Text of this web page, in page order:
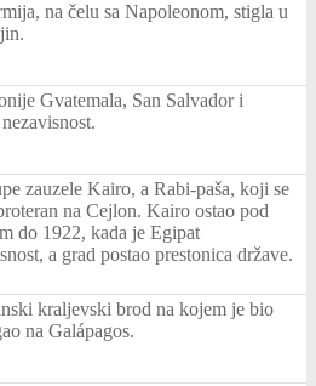
na čelu sa Napoleonom, stigla u
Gvatemala, San Salvador i
zauzele Kairo, a Rabi-paša, koji se
na Cejlon. Kairo ostao pod
do 1922, kada je Egipat
a grad postao prestonica države.
kraljevski brod na kojem je bio
na Galápagos.